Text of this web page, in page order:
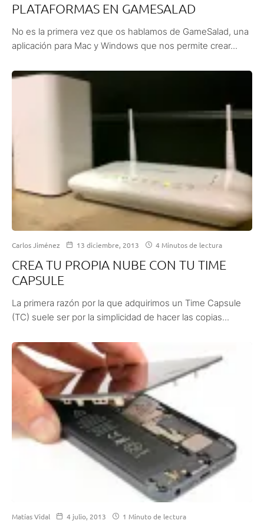
PLATAFORMAS EN GAMESALAD
No es la primera vez que os hablamos de GameSalad, una
aplicación para Mac y Windows que nos permite crear...
Carlos Jiménez 13 diciembre, 2013 4 Minutos de lectura
CREA TU PROPIA NUBE CON TU TIME
CAPSULE
La primera razón por la que adquirimos un Time Capsule
(TC) suele ser por la simplicidad de hacer las copias...
Matías Vidal 4 julio, 2013 1 Minuto de lectura